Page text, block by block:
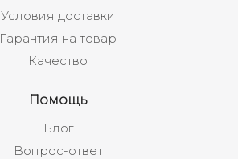
Условия доставки
Гарантия на товар
Качество
Помощь
Блог
Вопрос-ответ